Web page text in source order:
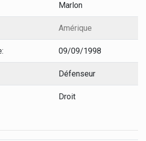
Marlon
Amérique
09/09/1998
Défenseur
Droit